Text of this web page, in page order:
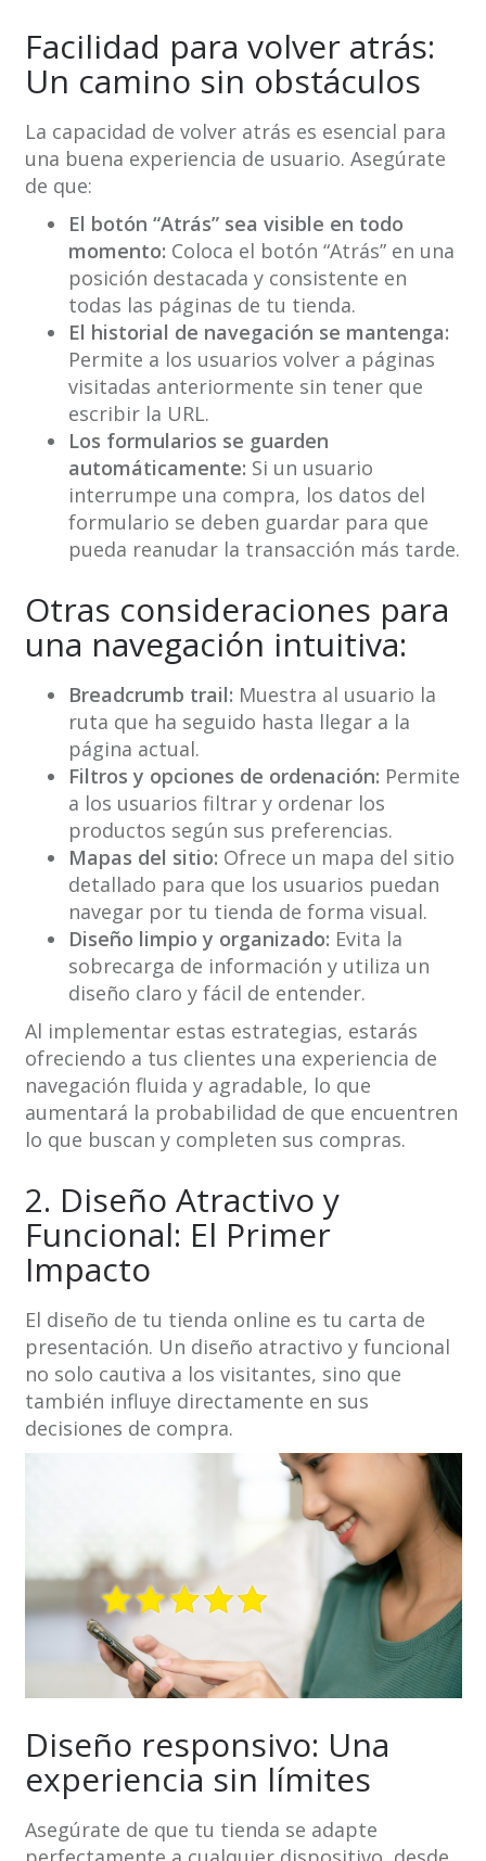
Facilidad para volver atrás:
Un camino sin obstáculos
La capacidad de volver atrás es esencial para
una buena experiencia de usuario. Asegúrate
de que:
El botón “Atrás” sea visible en todo
momento: Coloca el botón “Atrás” en una
posición destacada y consistente en
todas las páginas de tu tienda.
El historial de navegación se mantenga:
Permite a los usuarios volver a páginas
visitadas anteriormente sin tener que
escribir la URL.
Los formularios se guarden
automáticamente: Si un usuario
interrumpe una compra, los datos del
formulario se deben guardar para que
pueda reanudar la transacción más tarde.
Otras consideraciones para
una navegación intuitiva:
Breadcrumb trail: Muestra al usuario la
ruta que ha seguido hasta llegar a la
página actual.
Filtros y opciones de ordenación: Permite
a los usuarios filtrar y ordenar los
productos según sus preferencias.
Mapas del sitio: Ofrece un mapa del sitio
detallado para que los usuarios puedan
navegar por tu tienda de forma visual.
Diseño limpio y organizado: Evita la
sobrecarga de información y utiliza un
diseño claro y fácil de entender.
Al implementar estas estrategias, estarás
ofreciendo a tus clientes una experiencia de
navegación fluida y agradable, lo que
aumentará la probabilidad de que encuentren
lo que buscan y completen sus compras.
2. Diseño Atractivo y
Funcional: El Primer
Impacto
El diseño de tu tienda online es tu carta de
presentación. Un diseño atractivo y funcional
no solo cautiva a los visitantes, sino que
también influye directamente en sus
decisiones de compra.
Diseño responsivo: Una
experiencia sin límites
Asegúrate de que tu tienda se adapte